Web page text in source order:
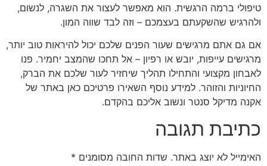
טיפולי ברמה הרגשית. הוא מאפשר לעצור את השגרה, לנשום,
ולהרגיש שהשקעתם בעצמכם – וזה לבד שווה המון.
אם גם אתם מרגישים שעור הפנים שלכם יכול להיראות טוב יותר,
מרגישים עייפות, יובש או רפיון – אל תחכו שהמצב יחמיר. פנו
לאבחון מקצועי והתחילו תהליך שיחזיר לעור שלכם את הברק,
החיוניות והזוהר. למידע נוסף השאירו פרטיכם כאן באתר של
אקנה מדיקל סנטר ונשוב אליכם בהקדם.
כתיבת תגובה
האימייל לא יוצג באתר. שדות החובה מסומנים *